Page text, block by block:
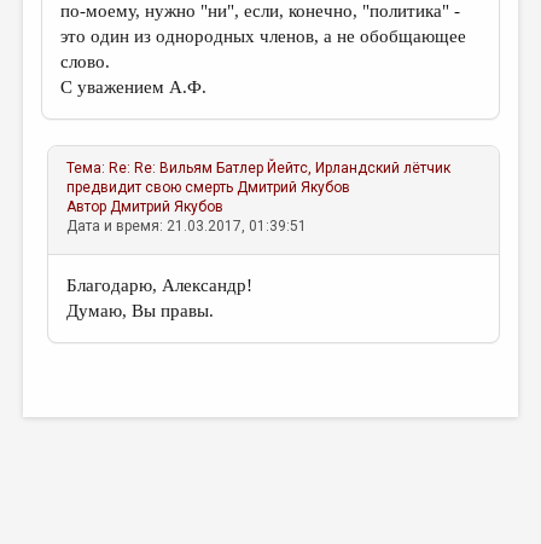
по-моему, нужно "ни", если, конечно, "политика" -
это один из однородных членов, а не обобщающее
слово.
С уважением А.Ф.
Тема: Re: Re: Вильям Батлер Йейтс, Ирландский лётчик
предвидит свою смерть Дмитрий Якубов
АвторДмитрий Якубов
Дата и время: 21.03.2017, 01:39:51
Благодарю, Александр!
Думаю, Вы правы.